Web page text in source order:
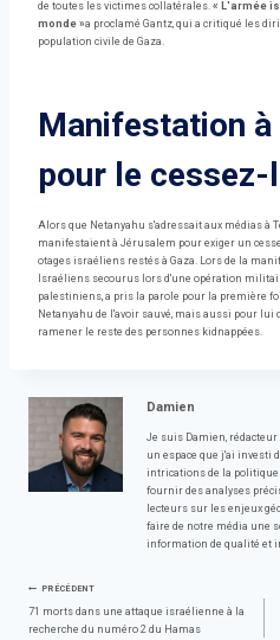
de toutes les victimes collatérales. « L'armée
monde »a proclamé Gantz, qui a critiqué les
population civile de Gaza.
Manifestation
pour le
Alors que Netanyahu s'adressait aux médias à
manifestaient à Jérusalem pour exiger un
otages israéliens restés à Gaza. Lors de la
Israéliens secourus lors d'une opération
palestiniens, a pris la parole pour la première
Netanyahu de l'avoir sauvé, mais aussi pour lui
ramener le reste des personnes kidnappées.
Damien
Je suis Damien,
un espace que j'ai investi
intrications de la politique
fournir des analyses
lecteurs sur les enjeux
faire de notre média une
information de qualité et
Navigation
PRÉCÉDENT
71 morts dans une attaque israélienne à la
recherche du numéro 2 du Hamas